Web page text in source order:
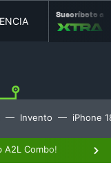
MOVILIDAD
Suscríbete a
Invento iPhone
A2L Combo!